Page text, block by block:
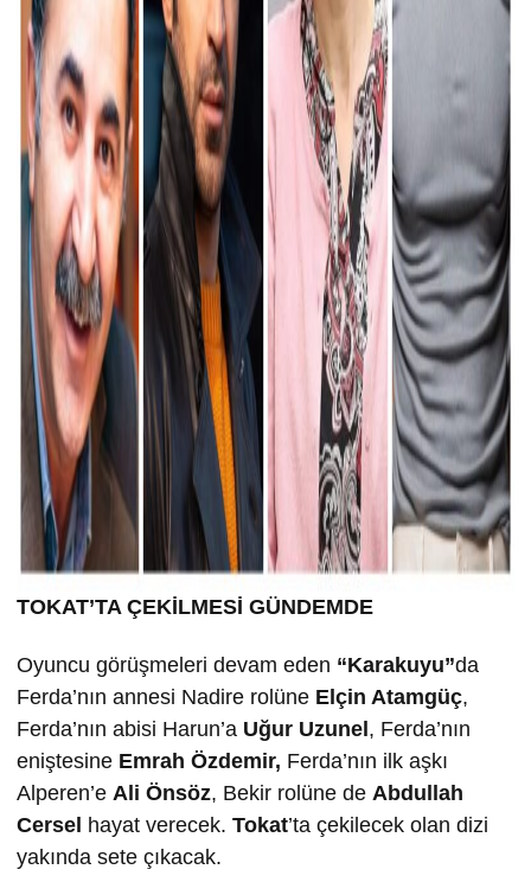
TOKAT’TA ÇEKİLMESİ GÜNDEMDE
Oyuncu görüşmeleri devam eden “Karakuyu”da
Ferda’nın annesi Nadire rolüne Elçin Atamgüç,
Ferda’nın abisi Harun’a Uğur Uzunel , Ferda’nın
eniştesine Emrah Özdemir, Ferda’nın ilk aşkı
Alperen’e Ali Önsöz, Bekir rolüne de Abdullah
Cersel hayat verecek. Tokat’ta çekilecek olan dizi
yakında sete çıkacak.